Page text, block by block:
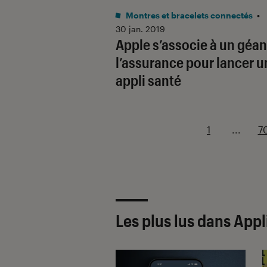
Apple s’associe à un
l’assurance pour lancer
appli santé
Montres et bracelets connectés •
30 jan. 2019
1 ...
Les plus lus dans